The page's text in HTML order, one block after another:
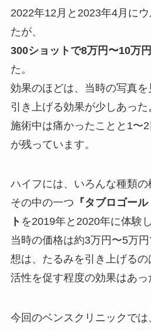
2022年12月と2023年4月に
たが、
300ショットで8万円〜10万円
た。
効果のほどは、当時の写真
引き上げる効果が少しあった
施術中は痛かったことと1〜
が残っています。
ハイフには、いろんな種類の
その中の一つ 『タブロゴー
ト を2019年と2020年に体験
当時の価格は約3万円〜5万
想は、たるみを引き上げる
活性を促す程度の効果はあっ
今回のベンスクリニックで